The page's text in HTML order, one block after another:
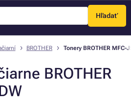
Hľadať
Menu
BROTHER Tonery BROTHER MFC-
BROTHER